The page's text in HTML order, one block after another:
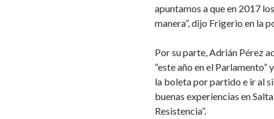
apuntamos a que en 2017
manera”, dijo Frigerio en la
Por su parte, Adrián Pérez
“este año en el Parlamento”
la boleta por partido e ir al
buenas experiencias en
Resistencia”.